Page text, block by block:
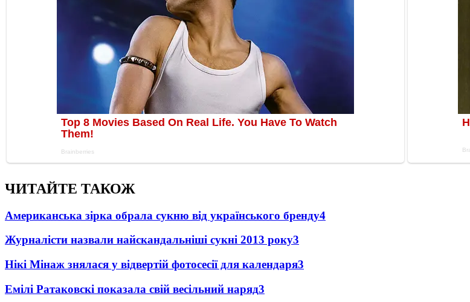
ЧИТАЙТЕ ТАКОЖ
Американська зірка обрала сукню від українського бренду4
Журналісти назвали найскандальніші сукні 2013 року3
Нікі Мінаж знялася у відвертій фотосесії для календаря3
Емілі Ратаковскі показала свій весільний наряд3